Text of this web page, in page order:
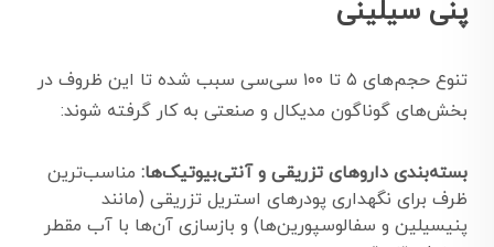
پنی سیلینی
تنوع حجم‌های ۵ تا ۱۰۰ سی‌سی سبب شده تا این ظروف در
بخش‌های گوناگون مدیکال و صنعتی به کار گرفته شوند:
بسته‌بندی داروهای تزریقی و آنتی‌بیوتیک‌ها: مناسب‌ترین
ظرف برای نگهداری پودرهای استریل تزریقی (مانند
پنیسیلین و سفالوسپورین‌ها) و بازسازی آن‌ها با آب مقطر